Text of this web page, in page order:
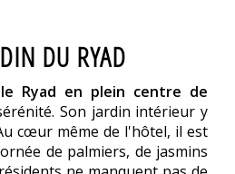
DU RYAD
Ryad en plein centre de
Son jardin intérieur y
cœur même de l'hôtel, il est
de palmiers, de jasmins